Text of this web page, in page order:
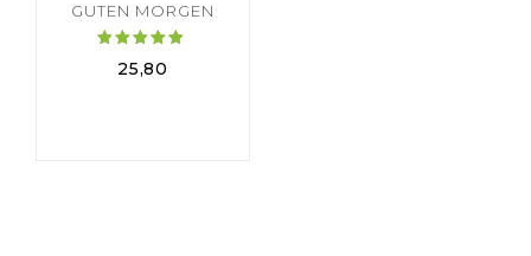
GUTEN MORGEN
mit
25,80